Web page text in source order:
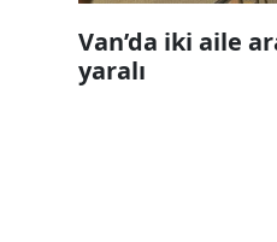
Van’da iki aile
yaralı